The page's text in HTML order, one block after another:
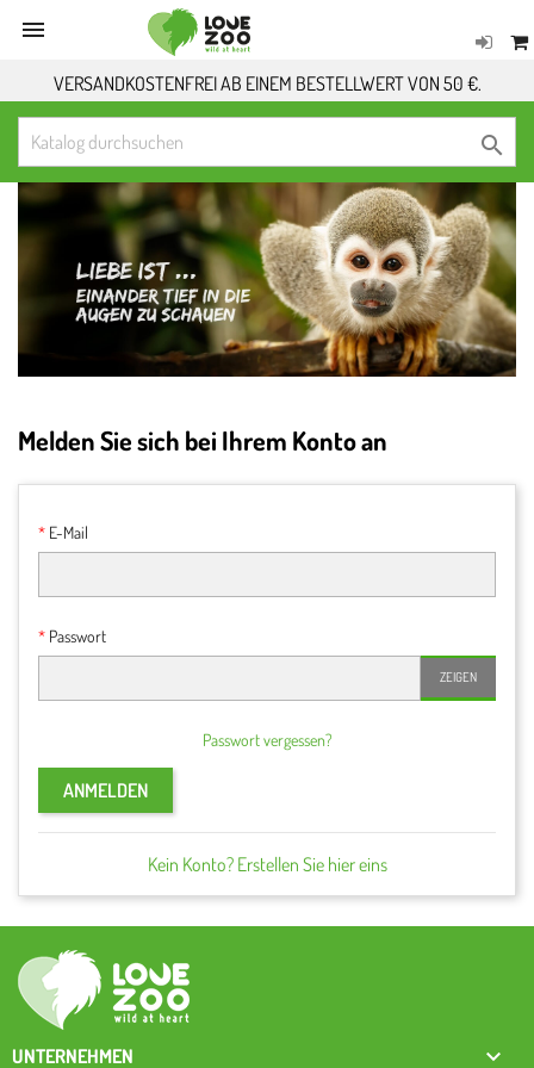

VERSANDKOSTENFREI AB EINEM BESTELLWERT VON 50 €.

Melden Sie sich bei Ihrem Konto an
E-Mail
Passwort
ZEIGEN
Passwort vergessen?
ANMELDEN
Kein Konto? Erstellen Sie hier eins
UNTERNEHMEN 